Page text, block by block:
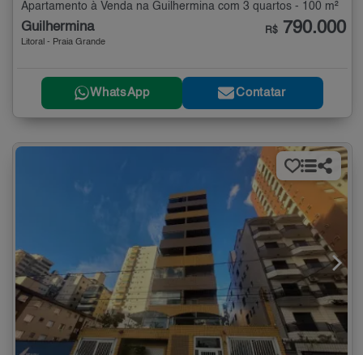
Apartamento à Venda na Guilhermina com 3 quartos - 100 m²
Guilhermina
Litoral - Praia Grande
R$ 790.000
WhatsApp Contatar